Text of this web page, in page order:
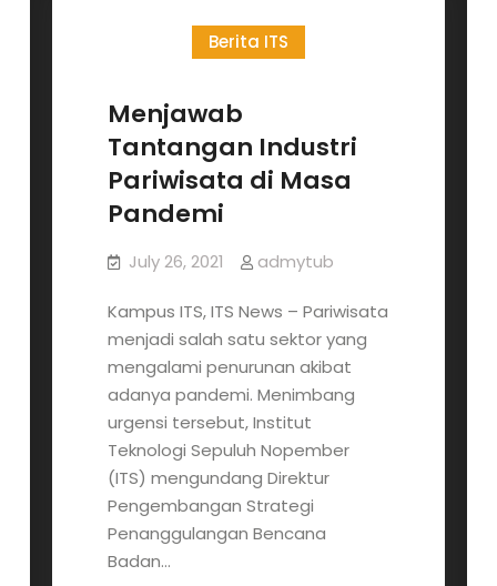
Booth
Berita ITS
Menjawab
Tantangan Industri
Pariwisata di Masa
Pandemi
July 26, 2021 admytub
Kampus ITS, ITS News – Pariwisata
menjadi salah satu sektor yang
mengalami penurunan akibat
adanya pandemi. Menimbang
urgensi tersebut, Institut
Teknologi Sepuluh Nopember
(ITS) mengundang Direktur
Pengembangan Strategi
Penanggulangan Bencana
Badan…